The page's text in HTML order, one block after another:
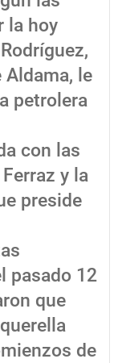
la hoy
Aldama, le
petrolera
con las
y la
preside
pasado 12
que
de